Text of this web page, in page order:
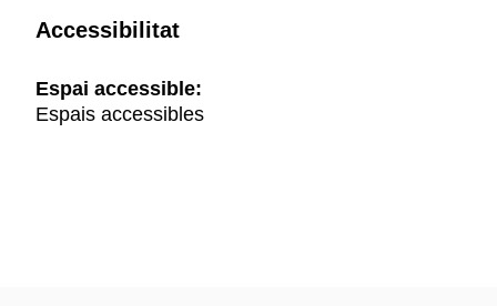
Accessibilitat
Espai accessible:
Espais accessibles